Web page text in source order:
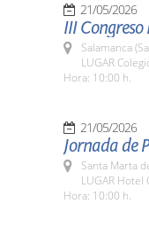
21/05/2026
III
Salamanca
LUGAR
Hora: 10:00 h.
21/05/2026
Jornada de
Santa Marta
LUGAR Hotel
Hora: 10:00 h.